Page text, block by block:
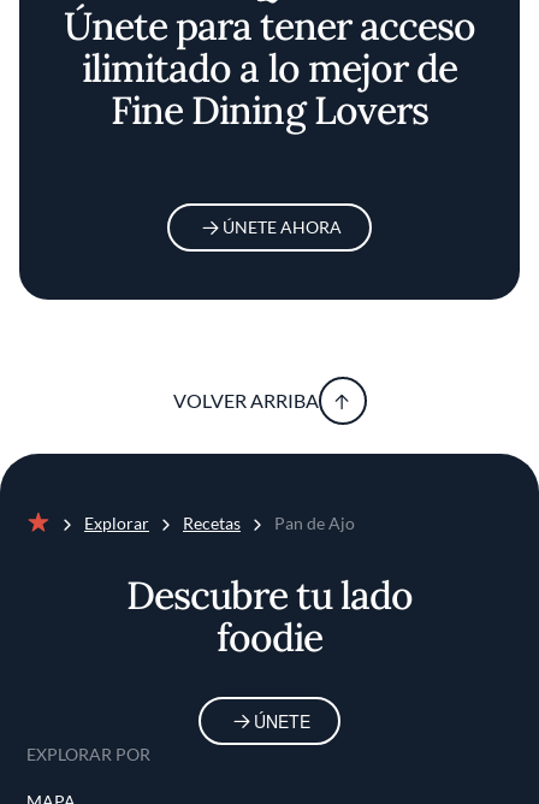
Únete para tener acceso
ilimitado a lo mejor de
Fine Dining Lovers
ÚNETE AHORA
VOLVER ARRIBA
Explorar Recetas Pan de Ajo
Descubre tu lado
foodie
ÚNETE
EXPLORAR POR